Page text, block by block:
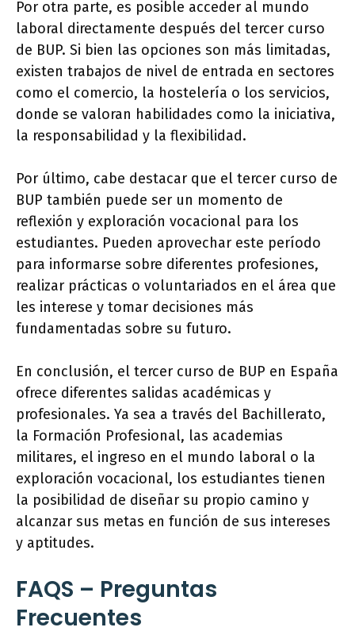
Por otra parte, es posible acceder al mundo
laboral directamente después del tercer curso
de BUP. Si bien las opciones son más limitadas,
existen trabajos de nivel de entrada en sectores
como el comercio, la hostelería o los servicios,
donde se valoran habilidades como la iniciativa,
la responsabilidad y la flexibilidad.
Por último, cabe destacar que el tercer curso de
BUP también puede ser un momento de
reflexión y exploración vocacional para los
estudiantes. Pueden aprovechar este período
para informarse sobre diferentes profesiones,
realizar prácticas o voluntariados en el área que
les interese y tomar decisiones más
fundamentadas sobre su futuro.
En conclusión, el tercer curso de BUP en España
ofrece diferentes salidas académicas y
profesionales. Ya sea a través del Bachillerato,
la Formación Profesional, las academias
militares, el ingreso en el mundo laboral o la
exploración vocacional, los estudiantes tienen
la posibilidad de diseñar su propio camino y
alcanzar sus metas en función de sus intereses
y aptitudes.
FAQS – Preguntas
Frecuentes